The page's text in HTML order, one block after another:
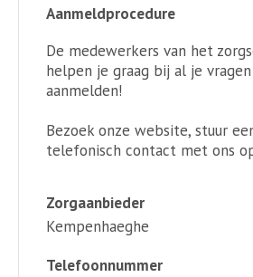
Aanmeldprocedure
De medewerkers van het
helpen je graag bij al je
aanmelden!
Bezoek onze website, stuur
telefonisch contact met ons
Zorgaanbieder
Kempenhaeghe
Telefoonnummer